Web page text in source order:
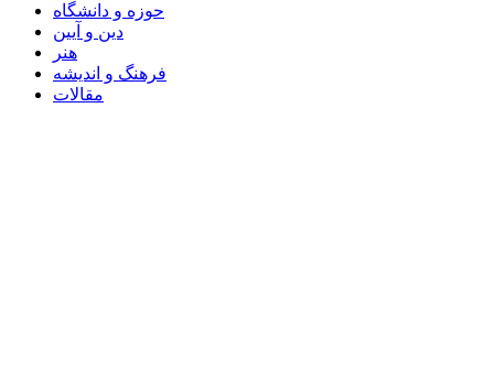
حوزه و دانشگاه
دین و آیین
هنر
فرهنگ و اندیشه
مقالات